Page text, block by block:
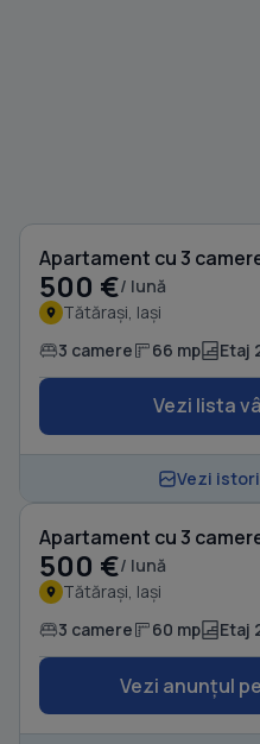
500 €/ lună
Tătărași, Iași
3 camere 66 mp Etaj
Vezi lista
Vezi
Apartament cu 3
500 €/ lună
Tătărași, Iași
3 camere 60 mp Etaj
Vezi anunțul